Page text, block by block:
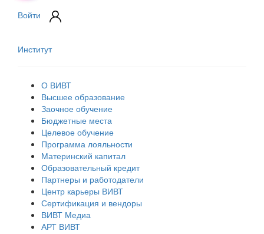
Войти
Институт
О ВИВТ
Высшее образование
Заочное обучение
Бюджетные места
Целевое обучение
Программа лояльности
Материнский капитал
Образовательный кредит
Партнеры и работодатели
Центр карьеры ВИВТ
Сертификация и вендоры
ВИВТ Медиа
АРТ ВИВТ